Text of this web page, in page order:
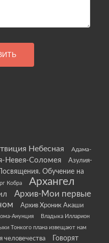
Небесная
Адама-
Невея-Соломея
Азулия-
Обучение на
Кобра
Архангел
Архив-Мои первые
Архив Хроник Акаши
Анунция Владыка Илларион
Тонкого плана извещают нам
человечества
Говорят